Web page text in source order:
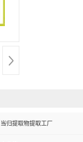
当归提取物提取工厂